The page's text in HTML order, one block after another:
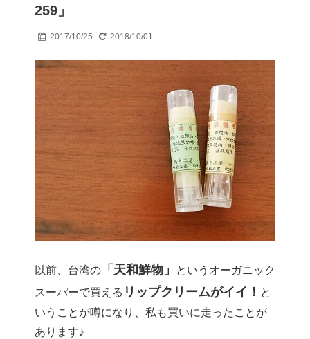
259」
2017/10/25 2018/10/01
以前、台湾の 「天和鮮物」
というオーガニック
スーパーで買える リップクリームがイイ！ と
いうことが噂になり、私も買いに走ったことが
あります♪